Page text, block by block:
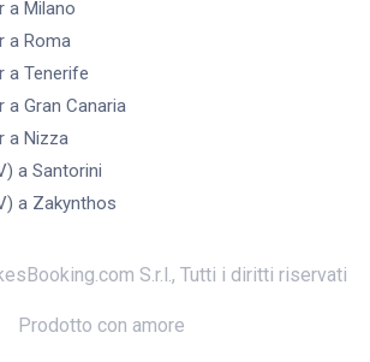
a Milano
a Roma
a Tenerife
a Gran Canaria
a Nizza
a Santorini
a Zakynthos
S.r.l., Tutti i diritti riservati
Prodotto con amore